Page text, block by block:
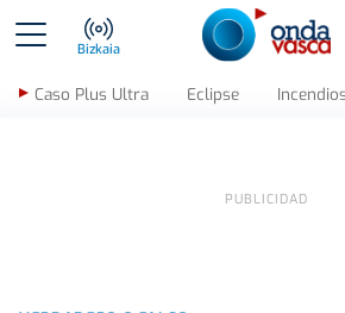
Bizkaia
Caso Plus Ultra Eclipse Incendios